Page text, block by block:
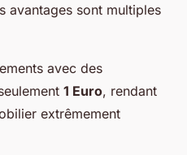
avantages sont multiples
avec des
1 Euro, rendant
extrêmement